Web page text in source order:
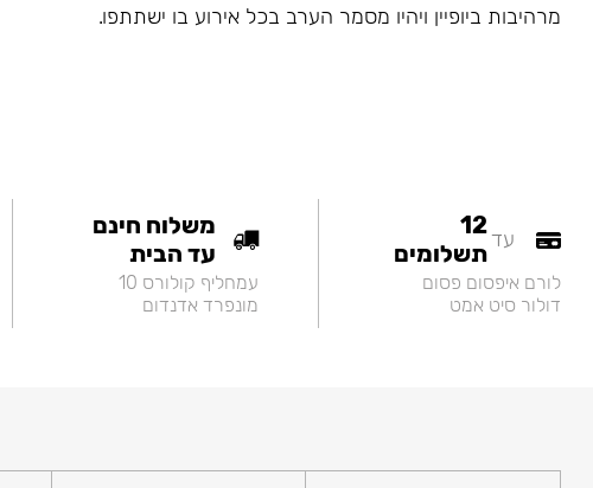
מרהיבות ביופיין ויהיו מסמר הערב בכל אירוע בו ישתתפו.
עד12
תשלומים
לורם איפסום פסום
דולור סיט אמט
משלוח חינם
עד הבית
עמחליף קולורס 10
מונפרד אדנדום